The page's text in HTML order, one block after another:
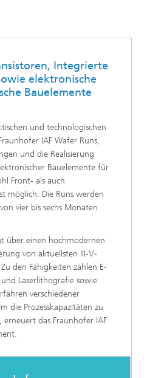
Integrierte
elektronische
Bauelemente
und technologischen
IAF Wafer Runs,
und die Realisierung
Bauelemente für
Front- als auch
möglich. Die Runs werden
vier bis sechs Monaten
über einen hochmodernen
von aktuellsten III-V-
den Fähigkeiten zählen E-
Laserlithografie sowie
verschiedener
die Prozesskapazitäten zu
das Fraunhofer IAF